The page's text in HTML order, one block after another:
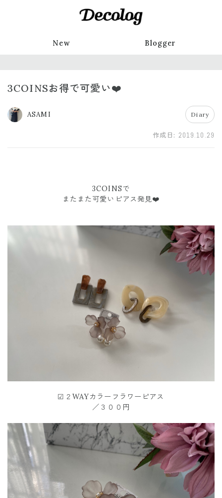
New Blogger
3COINSお得で可愛い❤️
ASAMI Diary
作成日: 2019.10.29
3COINSで
またまた可愛いピアス発見❤️
☑︎２WAYカラーフラワーピアス
／３００円